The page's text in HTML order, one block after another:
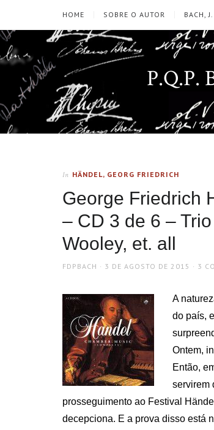
HOME SOBRE O AUTOR BACH,
P.Q.P.
In HÄNDEL, GEORG FRIEDRICH
George Friedrich
– CD 3 de 6 –
Wooley, et. all
AUTHOR
FDPBACH
POSTED
3 DE AGOSTO DE 2015 3
A
do país,
Ontem,
Então,
servirem
prosseguimento ao Festival
decepciona. E a prova disso está